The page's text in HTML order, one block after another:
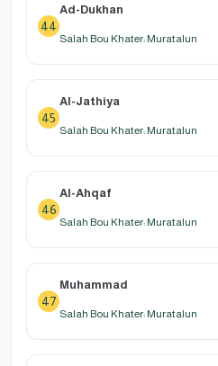
44
Ad-Dukhan
Salah Bou Khater: Muratalun
45
Al-Jathiya
Salah Bou Khater: Muratalun
46
Al-Ahqaf
Salah Bou Khater: Muratalun
47
Muhammad
Salah Bou Khater: Muratalun